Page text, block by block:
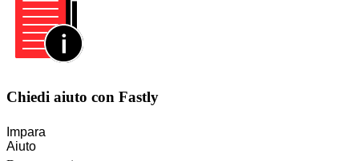
Chiedi aiuto con Fastly
Impara
Aiuto